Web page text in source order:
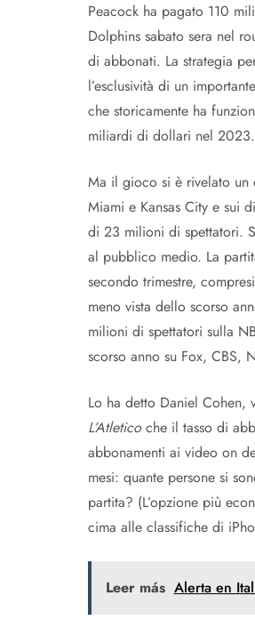
Peacock ha pagato 110
Dolphins sabato sera nel
di abbonati. La strategia
l’esclusività di un
che storicamente ha
miliardi di dollari nel
Ma il gioco si è rivelato un
Miami e Kansas City e sui
di 23 milioni di spettatori.
al pubblico medio. La
secondo trimestre,
meno vista dello scorso
milioni di spettatori sulla
scorso anno su Fox, CBS,
Lo ha detto Daniel Cohen,
L’Atleticoche il tasso di
abbonamenti ai video on
mesi: quante persone si
partita? (L’opzione più
cima alle classifiche di
Leer más Alerta en